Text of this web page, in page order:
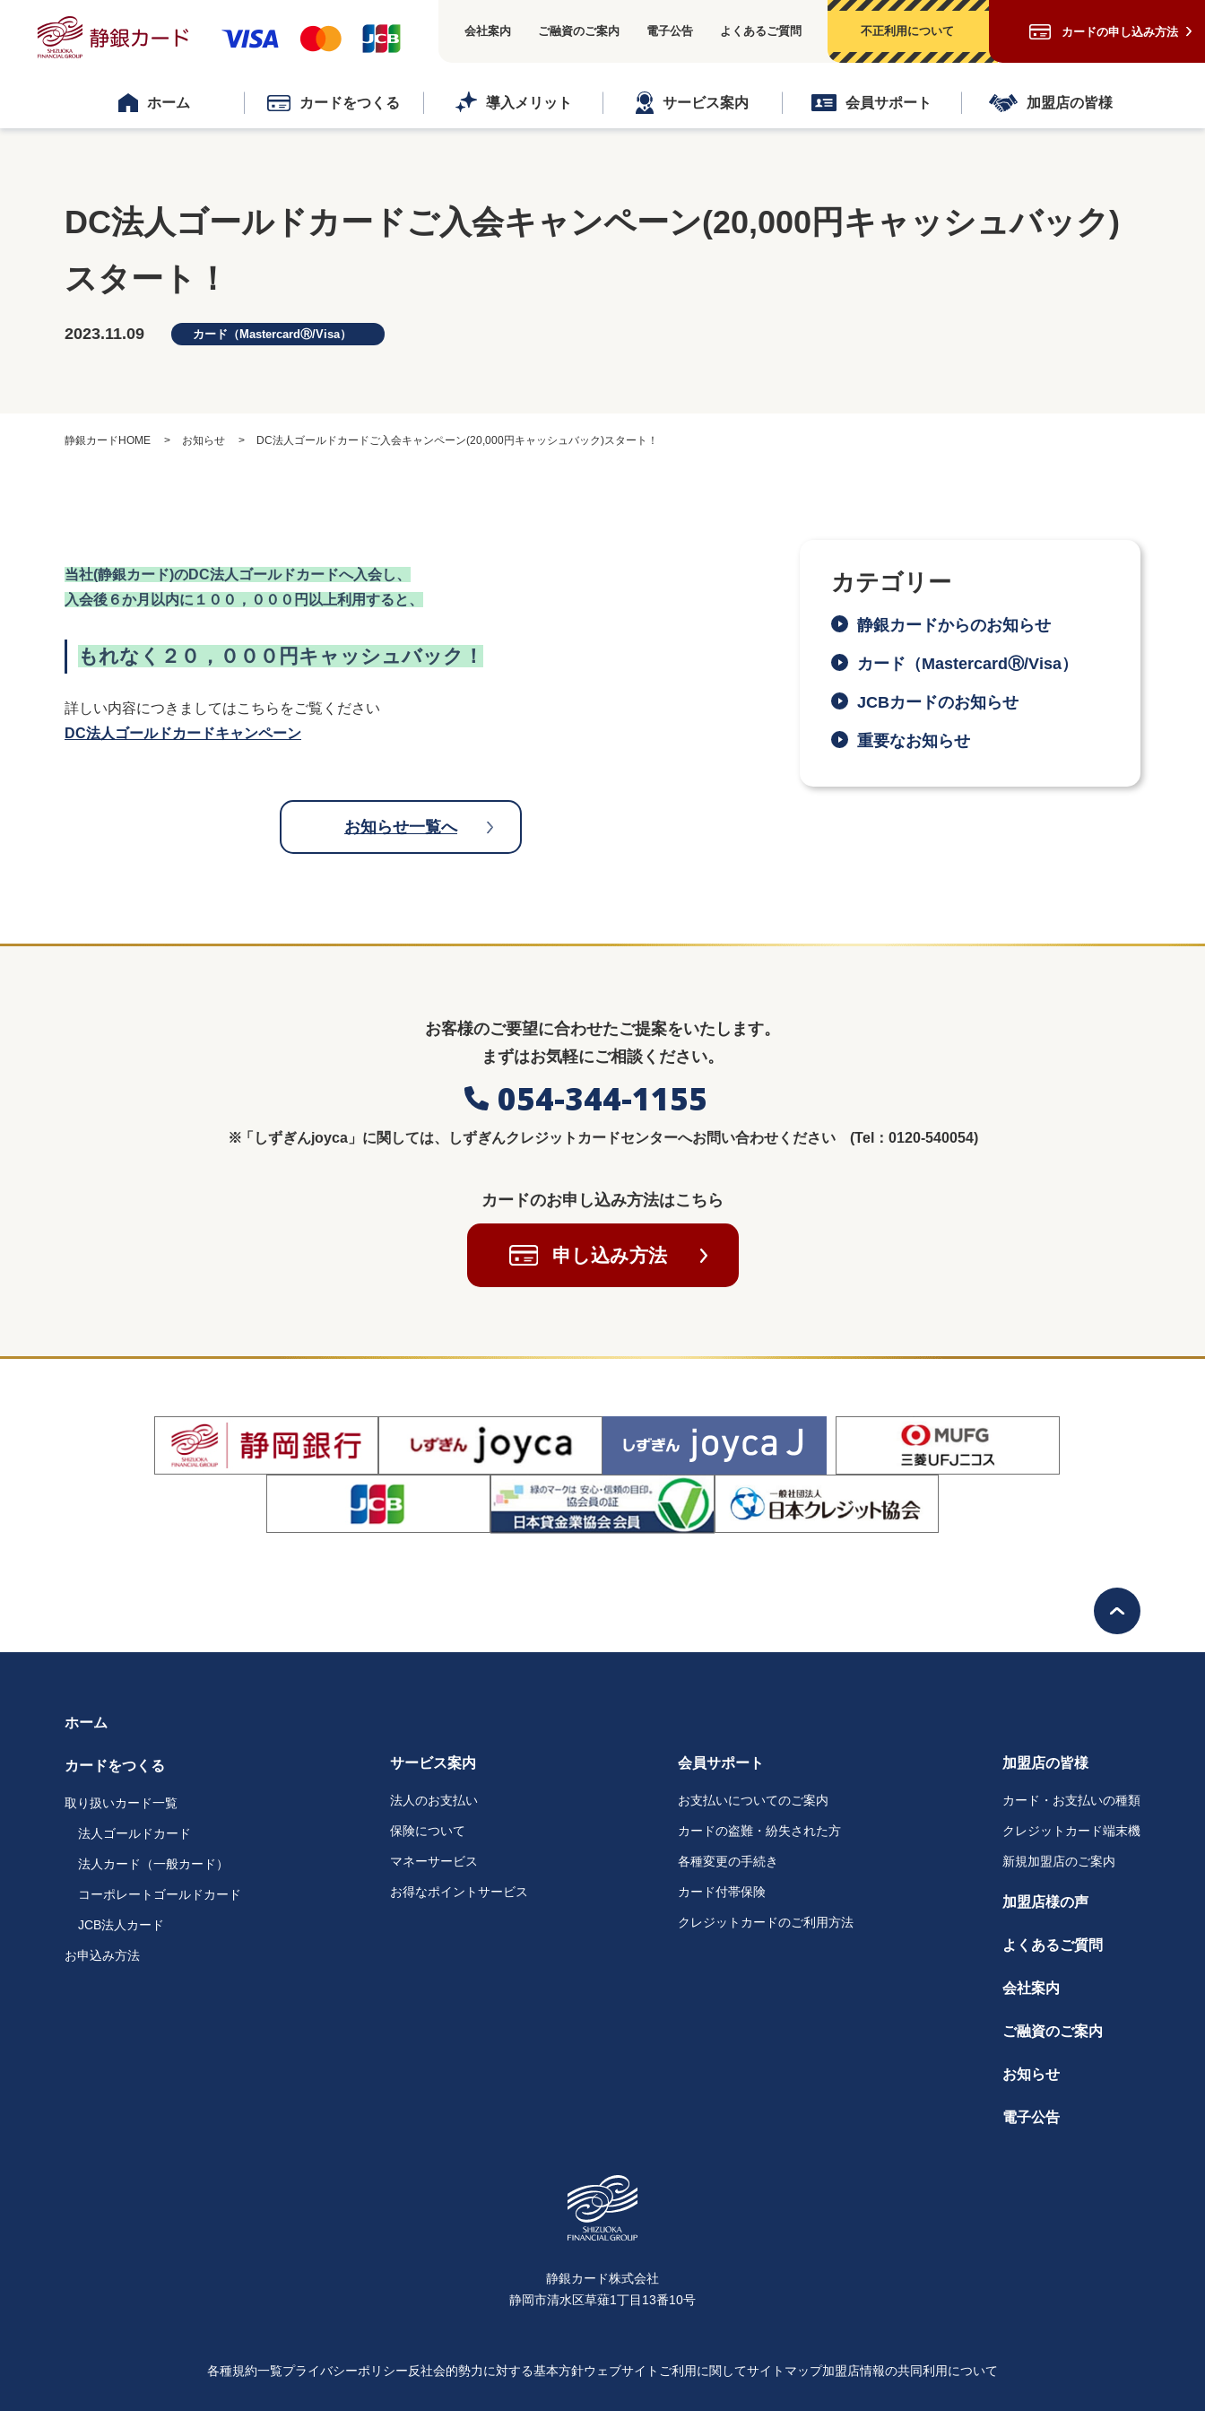
会社案内 ご融資のご案内 電子公告 よくあるご質問 不正利用について カードの申し込み方法
ホーム カードをつくる 導入メリット サービス案内 会員サポート 加盟店の皆様
DC法人ゴールドカードご入会キャンペーン(20,000円キャッシュバック)
スタート！
2023.11.09 カード（MastercardⓇ/Visa）
静銀カード HOME お知らせ DC法人ゴールドカードご入会キャンペーン(20,000円キャッシュバック)スタート！
当社(静銀カード)のDC法人ゴールドカードへ入会し、
入会後６か月以内に１００，０００円以上利用すると、
もれなく２０，０００円キャッシュバック！
詳しい内容につきましてはこちらをご覧ください
DC法人ゴールドカードキャンペーン
お知らせ一覧へ
カテゴリー
静銀カードからのお知らせ
カード（MastercardⓇ/Visa）
JCBカードのお知らせ
重要なお知らせ
お客様のご要望に合わせたご提案をいたします。
まずはお気軽にご相談ください。
054-344-1155
「しずぎんjoyca」に関しては、しずぎんクレジットカードセンターへお問い合わせください (Tel：0120-540054)
カードのお申し込み方法はこちら
申し込み方法
ホーム
カードをつくる
取り扱いカード一覧
法人ゴールドカード
法人カード（一般カード）
コーポレートゴールドカード
JCB法人カード
お申込み方法
サービス案内
法人のお支払い
保険について
マネーサービス
お得なポイントサービス
会員サポート
お支払いについてのご案内
カードの盗難・紛失された方
各種変更の手続き
カード付帯保険
クレジットカードのご利用方法
加盟店の皆様
カード・お支払いの種類
クレジットカード端末機
新規加盟店のご案内
加盟店様の声
よくあるご質問
会社案内
ご融資のご案内
お知らせ
電子公告
静銀カード株式会社
静岡市清水区草薙1丁目13番10号
各種規約一覧プライバシーポリシー反社会的勢力に対する基本方針ウェブサイトご利用に関してサイトマップ加盟店情報の共同利用について